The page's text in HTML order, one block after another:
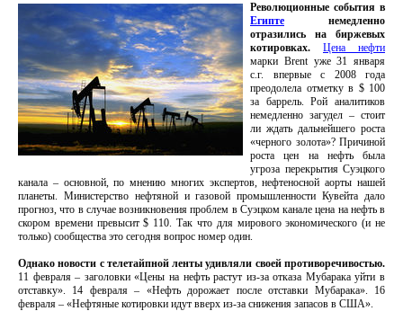
Революционные события в
Египте немедленно
отразились на биржевых
котировках.
Цена нефти
марки Brent уже 31 января
с.г. впервые с 2008 года
преодолела отметку в $ 100
за баррель. Рой аналитиков
немедленно загудел – стоит
ли ждать дальнейшего роста
«черного золота»? Причиной
роста цен на нефть была
угроза перекрытия Суэцкого
канала – основной, по мнению многих экспертов, нефтеносной аорты нашей
планеты. Министерство нефтяной и газовой промышленности Кувейта дало
прогноз, что в случае возникновения проблем в Суэцком канале цена на нефть в
скором времени превысит $ 110. Так что для мирового экономического (и не
только) сообщества это сегодня вопрос номер один.
Однако новости с телетайпной ленты удивляли своей противоречивостью.
11 февраля – заголовки «Цены на нефть растут из-за отказа Мубарака уйти в
отставку». 14 февраля – «Нефть дорожает после отставки Мубарака». 16
февраля – «Нефтяные котировки идут вверх из-за снижения запасов в США».